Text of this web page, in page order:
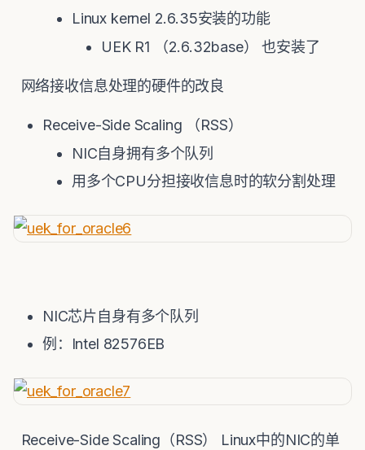
Linux kernel 2.6.35安装的功能
UEK R1 （2.6.32base） 也安装了
网络接收信息处理的硬件的改良
Receive-Side Scaling （RSS）
NIC自身拥有多个队列
用多个CPU分担接收信息时的软分割处理
NIC芯片自身有多个队列
例：Intel 82576EB
Receive-Side Scaling（RSS） Linux中的NIC的单